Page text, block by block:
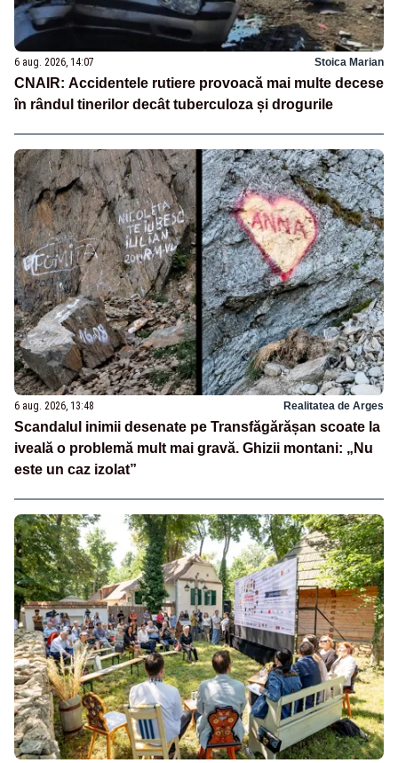
6 aug. 2026, 14:07 Stoica Marian
CNAIR: Accidentele rutiere provoacă mai multe decese
în rândul tinerilor decât tuberculoza și drogurile
6 aug. 2026, 13:48 Realitatea de Arges
Scandalul inimii desenate pe Transfăgărășan scoate la
iveală o problemă mult mai gravă. Ghizii montani: „Nu
este un caz izolat”